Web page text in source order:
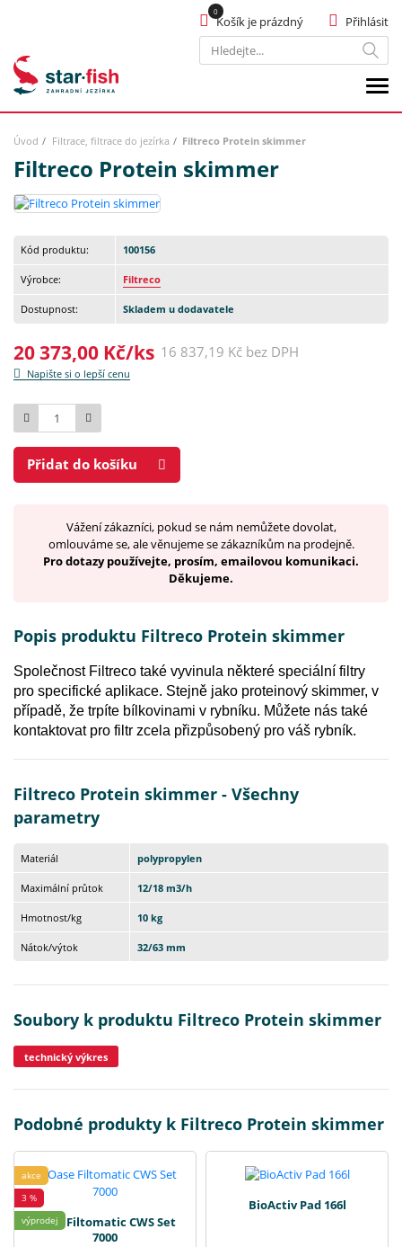
Hledat
Přihlásit
Košík je prázdný
Úvod Filtrace, filtrace do jezírka Filtreco Protein skimmer
Filtreco Protein skimmer
Kód produktu: 100156
Výrobce: Filtreco
Dostupnost: Skladem u dodavatele
20 373,00 Kč/ks 16 837,19 Kč bez DPH
Napište si o lepší cenu
Počet
Přidat do košíku
Vážení zákazníci, pokud se nám nemůžete dovolat,
omlouváme se, ale věnujeme se zákazníkům na prodejně.
Pro dotazy používejte, prosím, emailovou komunikaci.
Děkujeme.
Popis produktu Filtreco Protein skimmer
Společnost Filtreco také vyvinula některé speciální filtry
pro specifické aplikace. Stejně jako proteinový skimmer, v
případě, že trpíte bílkovinami v rybníku. Můžete nás také
kontaktovat pro filtr zcela přizpůsobený pro váš rybník.
Filtreco Protein skimmer - Všechny
parametry
Materiál polypropylen
Maximální průtok 12/18 m3/h
Hmotnost/kg 10 kg
Nátok/výtok 32/63 mm
Soubory k produktu Filtreco Protein skimmer
technický výkres
Podobné produkty k Filtreco Protein skimmer
akce
3 %
výprodej
Oase Filtomatic CWS Set
7000
BioActiv Pad 166l